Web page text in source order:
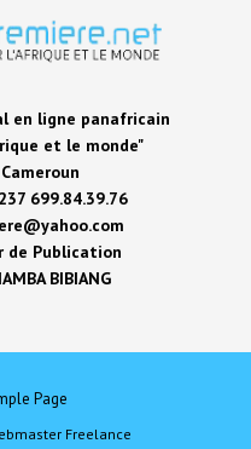
en ligne panafricain
et le monde"
699.84.39.76
de Publication
BIBIANG
Page
Freelance